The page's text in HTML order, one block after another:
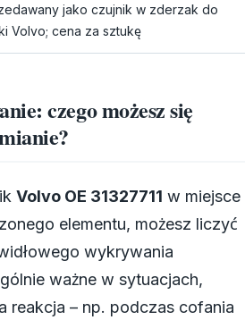
jako czujnik w zderzak do
Volvo; cena za sztukę
czego możesz się
Volvo OE 31327711 w miejsce
elementu, możesz liczyć
wykrywania
ważne w sytuacjach,
reakcja – np. podczas cofania